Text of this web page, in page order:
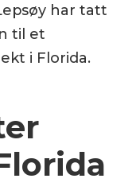
har tatt
til et
i Florida.